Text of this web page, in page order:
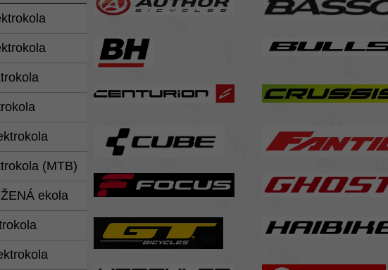
(MTB)
ekola